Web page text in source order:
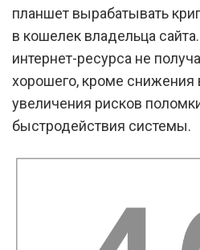
планшет вырабатывать
в кошелек владельца
интернет-ресурса не
хорошего, кроме
увеличения рисков
быстродействия системы.